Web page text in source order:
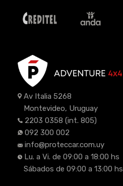
Av Italia 5268
Montevideo, Uruguay
2203 0358 (int. 805)
092 300 002
info@proteccar.com.uy
Lu. a Vi. de 09:00 a 18:00 hs
Sábados de 09:00 a 13:00 hs